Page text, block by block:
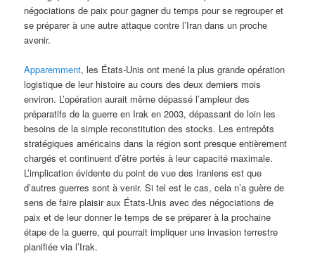
négociations de paix pour gagner du temps pour se regrouper et
se préparer à une autre attaque contre l’Iran dans un proche
avenir.
Apparemment, les États-Unis ont mené la plus grande opération
logistique de leur histoire au cours des deux derniers mois
environ. L’opération aurait même dépassé l’ampleur des
préparatifs de la guerre en Irak en 2003, dépassant de loin les
besoins de la simple reconstitution des stocks. Les entrepôts
stratégiques américains dans la région sont presque entièrement
chargés et continuent d’être portés à leur capacité maximale.
L’implication évidente du point de vue des Iraniens est que
d’autres guerres sont à venir. Si tel est le cas, cela n’a guère de
sens de faire plaisir aux États-Unis avec des négociations de
paix et de leur donner le temps de se préparer à la prochaine
étape de la guerre, qui pourrait impliquer une invasion terrestre
planifiée via l’Irak.